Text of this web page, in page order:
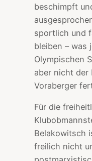
beschimpft
sportlich und
bleiben – was
Olympischen
aber nicht der
Voraberger
Für die
Belakowitsch
freilich nicht